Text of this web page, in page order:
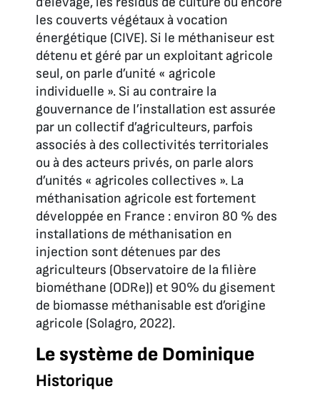
les couverts végétaux à vocation
énergétique (CIVE). Si le méthaniseur est
détenu et géré par un exploitant agricole
seul, on parle d’unité « agricole
individuelle ». Si au contraire la
gouvernance de l’installation est assurée
par un collectif d’agriculteurs, parfois
associés à des collectivités territoriales
ou à des acteurs privés, on parle alors
d’unités « agricoles collectives ». La
méthanisation agricole est fortement
développée en France : environ 80 % des
installations de méthanisation en
injection sont détenues par des
agriculteurs (Observatoire de la filière
biométhane (ODRe)) et 90% du gisement
de biomasse méthanisable est d’origine
agricole (Solagro, 2022).
Le système de Dominique
Historique